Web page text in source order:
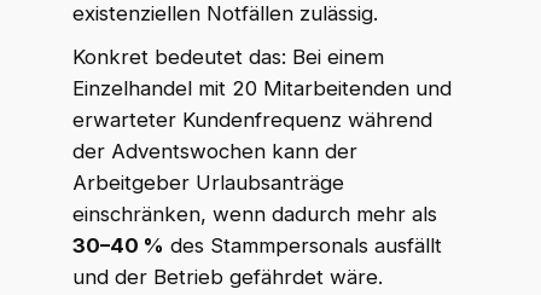
existenziellen Notfällen zulässig.
Konkret bedeutet das: Bei einem
Einzelhandel mit 20 Mitarbeitenden und
erwarteter Kundenfrequenz während
der Adventswochen kann der
Arbeitgeber Urlaubsanträge
einschränken, wenn dadurch mehr als
30–40 % des Stammpersonals ausfällt
und der Betrieb gefährdet wäre.